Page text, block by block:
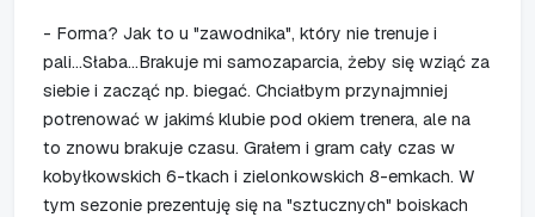
- Forma? Jak to u "zawodnika", który nie trenuje i
pali...Słaba...Brakuje mi samozaparcia, żeby się wziąć za
siebie i zacząć np. biegać. Chciałbym przynajmniej
potrenować w jakimś klubie pod okiem trenera, ale na
to znowu brakuje czasu. Grałem i gram cały czas w
kobyłkowskich 6-tkach i zielonkowskich 8-emkach. W
tym sezonie prezentuję się na "sztucznych" boiskach